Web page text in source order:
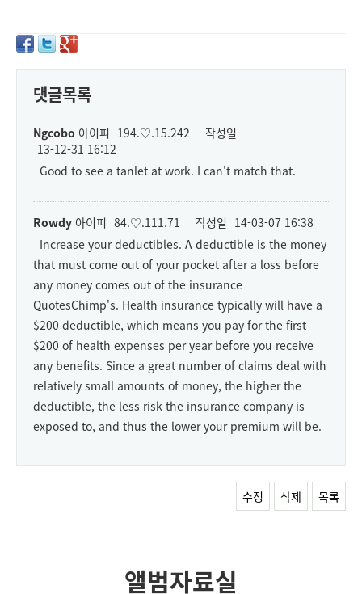
댓글목록
Ngcobo 아이피 194.♡.15.242
작성일
13-12-31 16:12
Good to see a tanlet at work. I can't match that.
Rowdy 아이피 84.♡.111.71 작성일 14-03-07 16:38
Increase your deductibles. A deductible is the money
that must come out of your pocket after a loss before
any money comes out of the insurance
QuotesChimp's. Health insurance typically will have a
$200 deductible, which means you pay for the first
$200 of health expenses per year before you receive
any benefits. Since a great number of claims deal with
relatively small amounts of money, the higher the
deductible, the less risk the insurance company is
exposed to, and thus the lower your premium will be.
수정 삭제 목록
앨범자료실